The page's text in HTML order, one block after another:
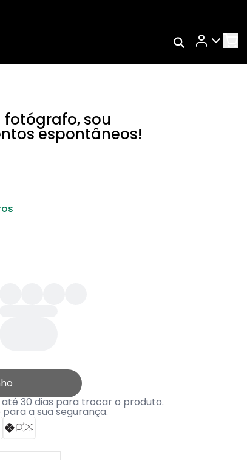
Rastrear Meu
fotógrafo, sou
espontâneos!
30 dias para trocar o produto.
a sua segurança.